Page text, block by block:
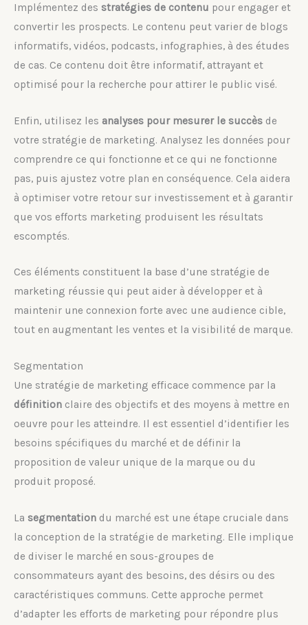
Implémentez des stratégies de contenu pour engager et
convertir les prospects. Le contenu peut varier de blogs
informatifs, vidéos, podcasts, infographies, à des études
de cas. Ce contenu doit être informatif, attrayant et
optimisé pour la recherche pour attirer le public visé.
Enfin, utilisez les analyses pour mesurer le succès de
votre stratégie de marketing. Analysez les données pour
comprendre ce qui fonctionne et ce qui ne fonctionne
pas, puis ajustez votre plan en conséquence. Cela aidera
à optimiser votre retour sur investissement et à garantir
que vos efforts marketing produisent les résultats
escomptés.
Ces éléments constituent la base d’une stratégie de
marketing réussie qui peut aider à développer et à
maintenir une connexion forte avec une audience cible,
tout en augmentant les ventes et la visibilité de marque.
Segmentation
Une stratégie de marketing efficace commence par la
définition claire des objectifs et des moyens à mettre en
oeuvre pour les atteindre. Il est essentiel d’identifier les
besoins spécifiques du marché et de définir la
proposition de valeur unique de la marque ou du
produit proposé.
La segmentation du marché est une étape cruciale dans
la conception de la stratégie de marketing. Elle implique
de diviser le marché en sous-groupes de
consommateurs ayant des besoins, des désirs ou des
caractéristiques communs. Cette approche permet
d’adapter les efforts de marketing pour répondre plus